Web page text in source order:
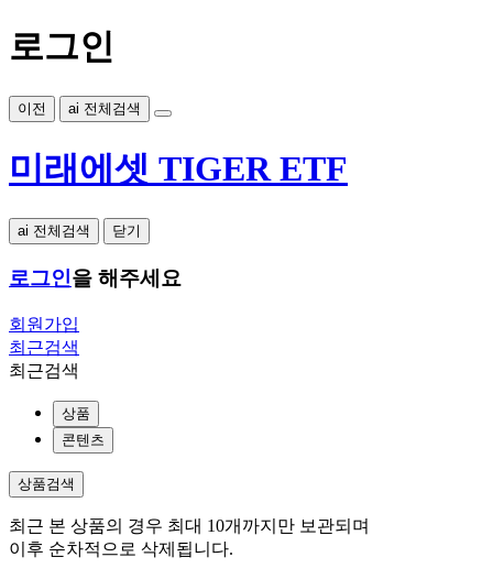
로그인
이전 ai 전체검색
미래에셋 TIGER ETF
ai 전체검색 닫기
로그인을 해주세요
회원가입
최근검색
최근검색
상품
콘텐츠
상품검색
최근 본 상품의 경우 최대 10개까지만 보관되며
이후 순차적으로 삭제됩니다.